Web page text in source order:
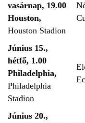
vasárnap, 19.00
Houston,
Houston Stadion
Június 15.,
hétfő, 1.00
Philadelphia,
Philadelphia
Stadion
Június 20.,